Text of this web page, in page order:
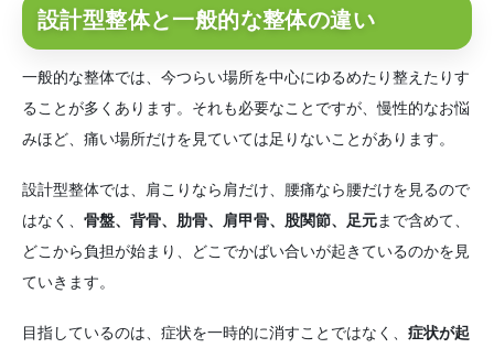
設計型整体と一般的な整体の違い
一般的な整体では、今つらい場所を中心にゆるめたり整えたりす
ることが多くあります。それも必要なことですが、慢性的なお悩
みほど、痛い場所だけを見ていては足りないことがあります。
設計型整体では、肩こりなら肩だけ、腰痛なら腰だけを見るので
はなく、 骨盤、背骨、肋骨、肩甲骨、股関節、足元まで含めて、
どこから負担が始まり、どこでかばい合いが起きているのかを見
ていきます。
目指しているのは、症状を一時的に消すことではなく、 症状が起